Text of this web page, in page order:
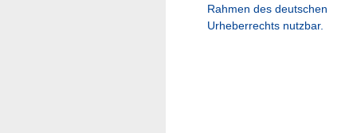
Rahmen des deutschen
Urheberrechts nutzbar.